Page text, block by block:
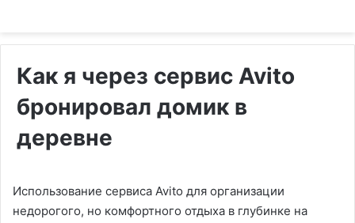
Как я через сервис Avito
бронировал домик в
деревне
Использование сервиса Avito для организации
недорогого, но комфортного отдыха в глубинке на